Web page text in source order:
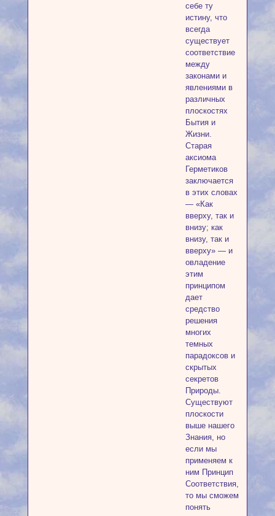
себе ту
истину, что
всегда
существует
соответствие
между
законами и
явлениями в
различных
плоскостях
Бытия и
Жизни.
Старая
аксиома
Герметиков
заключается
в этих словах
— «Как
вверху, так и
внизу; как
внизу, так и
вверху» — и
овладение
этим
принципом
дает
средство
решения
многих
темных
парадоксов и
скрытых
секретов
Природы.
Существуют
плоскости
выше нашего
Знания, но
если мы
применяем к
ним Принцип
Соответствия,
то мы сможем
понять